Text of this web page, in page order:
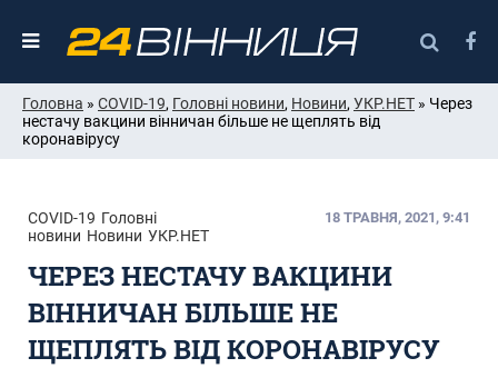
Головна » COVID-19, Головні новини, Новини, УКР.НЕТ » Через
нестачу вакцини вінничан більше не щеплять від
коронавірусу
COVID-19 Головні
новини Новини УКР.НЕТ
18 ТРАВНЯ, 2021, 9:41
ЧЕРЕЗ НЕСТАЧУ ВАКЦИНИ
ВІННИЧАН БІЛЬШЕ НЕ
ЩЕПЛЯТЬ ВІД КОРОНАВІРУСУ